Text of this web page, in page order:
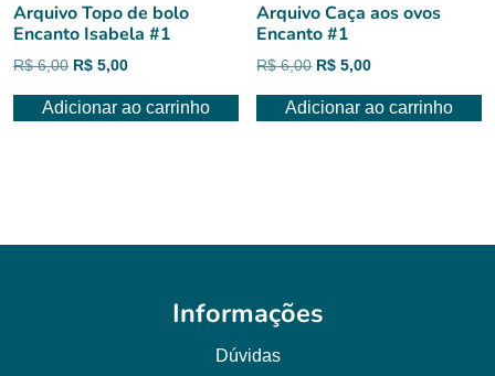
Arquivo Topo de bolo
Encanto Isabela #1
R$6,00 O
original
R$ 5,00O
atual
Adicionar ao carrinho
Arquivo Caça aos ovos
Encanto #1
R$6,00 O
original
R$ 5,00O
atual
Adicionar ao carrinho
Informações
Dúvidas